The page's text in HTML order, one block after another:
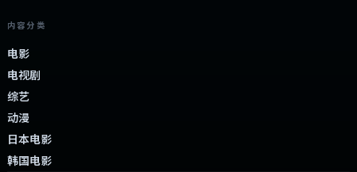
内容分类
电影
电视剧
综艺
动漫
日本电影
韩国电影